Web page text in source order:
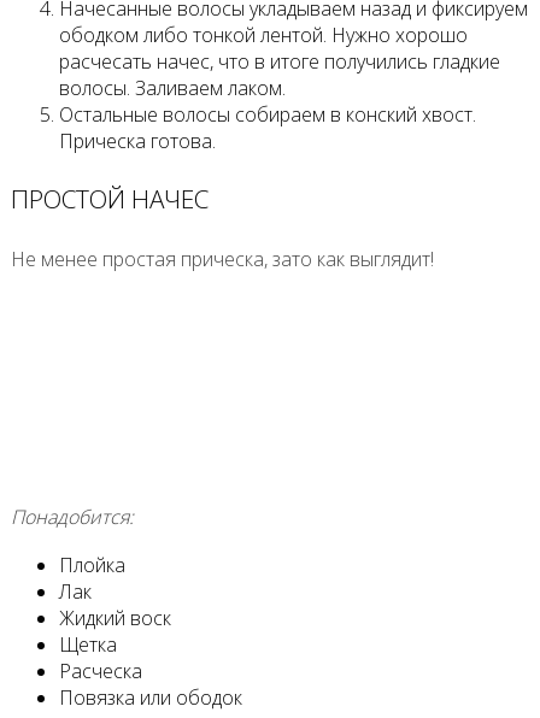
Начесанные волосы укладываем назад и фиксируем
ободком либо тонкой лентой. Нужно хорошо
расчесать начес, что в итоге получились гладкие
волосы. Заливаем лаком.
Остальные волосы собираем в конский хвост.
Прическа готова.
ПРОСТОЙ НАЧЕС
Не менее простая прическа, зато как выглядит!
Понадобится:
Плойка
Лак
Жидкий воск
Щетка
Расческа
Повязка или ободок